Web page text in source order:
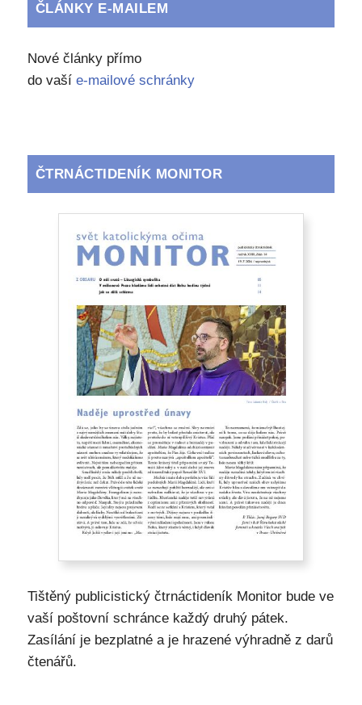
ČLÁNKY E-MAILEM
Nové články přímo
do vaší e-mailové schránky
ČTRNÁCTIDENÍK MONITOR
Tištěný publicistický čtrnáctideník Monitor bude ve
vaší poštovní schránce každý druhý pátek.
Zasílání je bezplatné a je hrazené výhradně z darů
čtenářů.